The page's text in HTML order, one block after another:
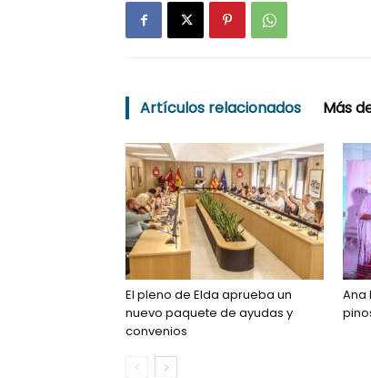
Artículos relacionados Más
El pleno de Elda aprueba un
nuevo paquete de ayudas y
convenios
Ana